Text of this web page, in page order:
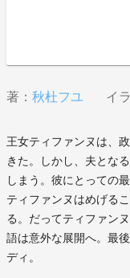
著： 秋杜フユ イ
王女ティファンヌは、
きた。しかし、夫とな
しまう。彼にとっての
ティファンヌはめげる
る。だってティファン
語は意外な展開へ。最
ディ。